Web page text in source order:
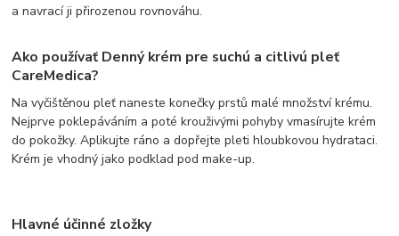
a navrací ji přirozenou rovnováhu.
Ako používať Denný krém pre suchú a citlivú pleť
CareMedica?
Na vyčištěnou pleť naneste konečky prstů malé množství krému.
Nejprve poklepáváním a poté krouživými pohyby vmasírujte krém
do pokožky. Aplikujte ráno a dopřejte pleti hloubkovou hydrataci.
Krém je vhodný jako podklad pod make-up.
Hlavné účinné zložky